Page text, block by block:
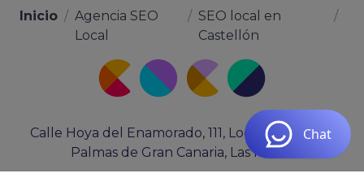
Inicio / Agencia SEO
Local
/ SEO local en
Castellón
/
Calle Hoya del Enamorado, 111, Local 3, 35019 Las
Palmas de Gran Canaria, Las Palmas